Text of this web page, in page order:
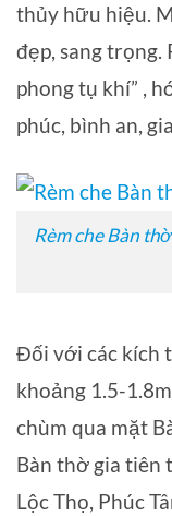
thủy hữu hiệu.
đẹp, sang trọng.
phong tụ khí” ,
phúc, bình an,
Rèm che Bàn
Đối với các kích
khoảng 1.5-
chùm qua mặt
Bàn thờ gia tiên
Lộc Thọ, Phúc